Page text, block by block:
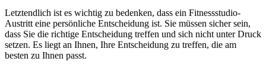
Letztendlich ist es wichtig zu bedenken, dass ein Fitnessstudio-
Austritt eine persönliche Entscheidung ist. Sie müssen sicher sein,
dass Sie die richtige Entscheidung treffen und sich nicht unter Druck
setzen. Es liegt an Ihnen, Ihre Entscheidung zu treffen, die am
besten zu Ihnen passt.